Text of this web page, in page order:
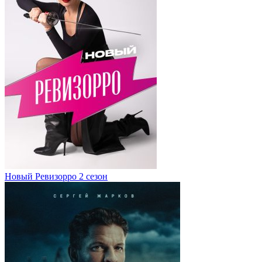
Новый Ревизорро 2 сезон